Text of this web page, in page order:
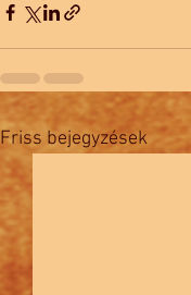
Friss bejegyzések